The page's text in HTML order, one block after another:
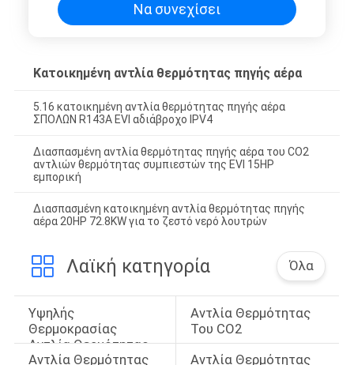
Να συνεχίσει
Κατοικημένη αντλία θερμότητας πηγής αέρα
5.16 κατοικημένη αντλία θερμότητας πηγής αέρα
ΣΠΟΛΩΝ R143A EVI αδιάβροχο IPV4
Διασπασμένη αντλία θερμότητας πηγής αέρα του CO2
αντλιών θερμότητας συμπιεστών της EVI 15HP
εμπορική
Διασπασμένη κατοικημένη αντλία θερμότητας πηγής
αέρα 20HP 72.8KW για το ζεστό νερό λουτρών
Λαϊκή κατηγορία Όλα
Υψηλής
Θερμοκρασίας
Αντλία Θερμότητας
Αντλία Θερμότητας
Του CO2
Αντλία Θερμότητας
Αντλία Θερμότητας